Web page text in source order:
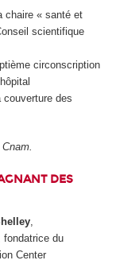
chaire « santé et
scientifique
circonscription
couverture des
DES
,
fondatrice du
Center